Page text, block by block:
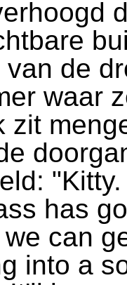
de
waar
zit
has
can
into a